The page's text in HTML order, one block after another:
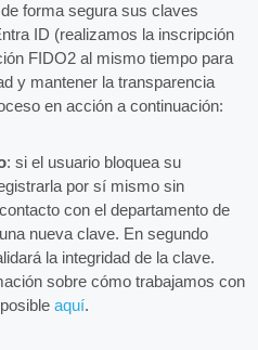
forma segura sus claves
ID (realizamos la inscripción
FIDO2 al mismo tiempo para
y mantener la transparencia
en acción a continuación:
: si el usuario bloquea su
por sí mismo sin
con el departamento de
nueva clave. En segundo
la integridad de la clave.
sobre cómo trabajamos con
aquí.